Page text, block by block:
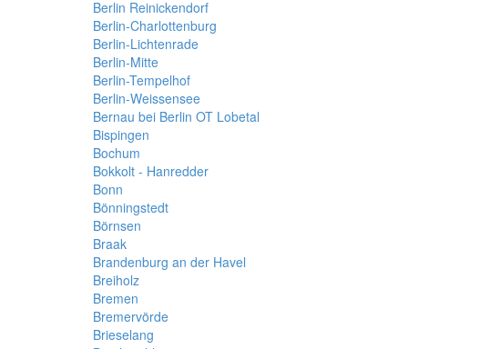
Berlin Reinickendorf
Berlin-Charlottenburg
Berlin-Lichtenrade
Berlin-Mitte
Berlin-Tempelhof
Berlin-Weissensee
Bernau bei Berlin OT Lobetal
Bispingen
Bochum
Bokkolt - Hanredder
Bonn
Bönningstedt
Börnsen
Braak
Brandenburg an der Havel
Breiholz
Bremen
Bremervörde
Brieselang